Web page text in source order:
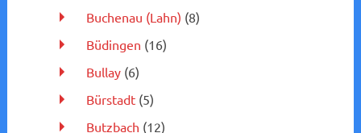
Buchenau (Lahn) (8)
Büdingen (16)
Bullay(6)
Bürstadt(5)
Butzbach (12)